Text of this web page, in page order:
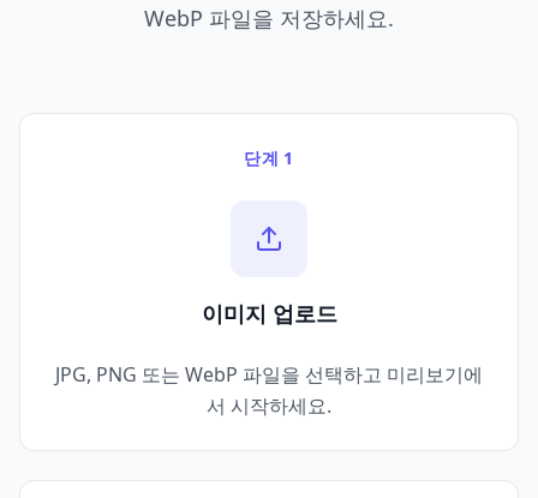
WebP 파일을 저장하세요.
단계 1
이미지 업로드
JPG, PNG 또는 WebP 파일을 선택하고 미리보기에
서 시작하세요.